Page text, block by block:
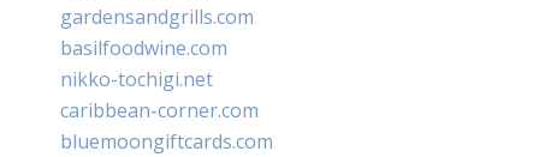
gardensandgrills.com
basilfoodwine.com
nikko-tochigi.net
caribbean-corner.com
bluemoongiftcards.com